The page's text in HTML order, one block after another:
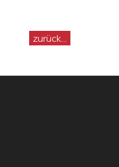
zurück...